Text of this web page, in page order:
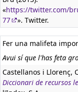
«https://twitter.com/
77
». Twitter.
Fer una malifeta
Avui sí que l'has feta
Castellanos i Llorenç,
Diccionari de recursos